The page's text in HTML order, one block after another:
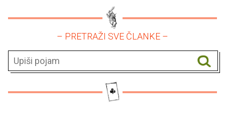
– PRETRAŽI SVE ČLANKE –